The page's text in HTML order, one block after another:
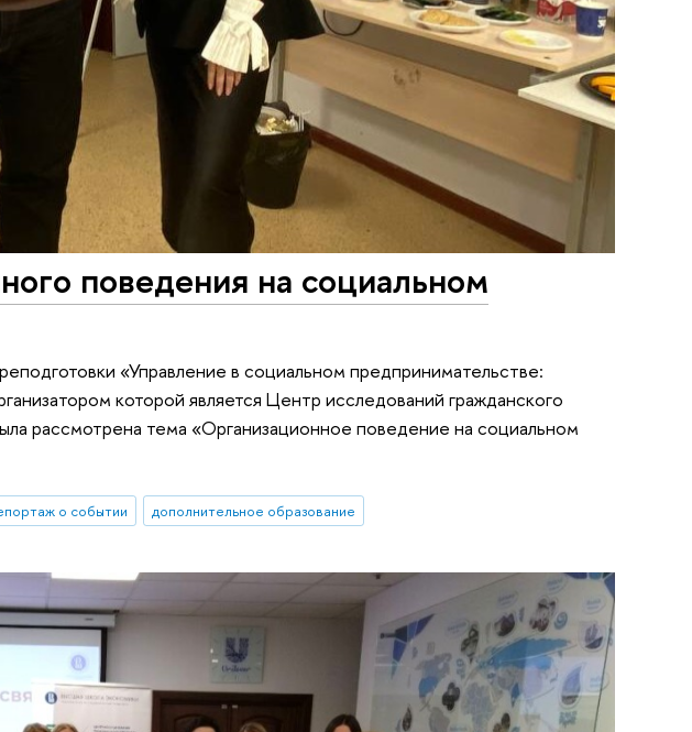
поведения на социальном
«Управление в социальном предпринимательстве:
которой является Центр исследований гражданского
рассмотрена тема «Организационное поведение на социальном
о событии дополнительное образование